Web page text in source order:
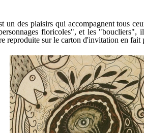
des plaisirs qui accompagnent tous
floricoles", et les
reproduite sur le carton d'invitation en